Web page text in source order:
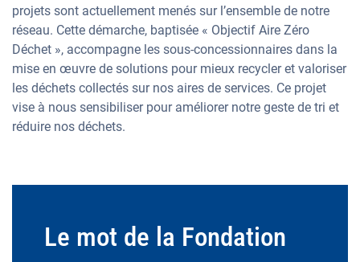
projets sont actuellement menés sur l’ensemble de notre
réseau. Cette démarche, baptisée « Objectif Aire Zéro
Déchet », accompagne les sous-concessionnaires dans la
mise en œuvre de solutions pour mieux recycler et valoriser
les déchets collectés sur nos aires de services. Ce projet
vise à nous sensibiliser pour améliorer notre geste de tri et
réduire nos déchets.
Le mot de la Fondation